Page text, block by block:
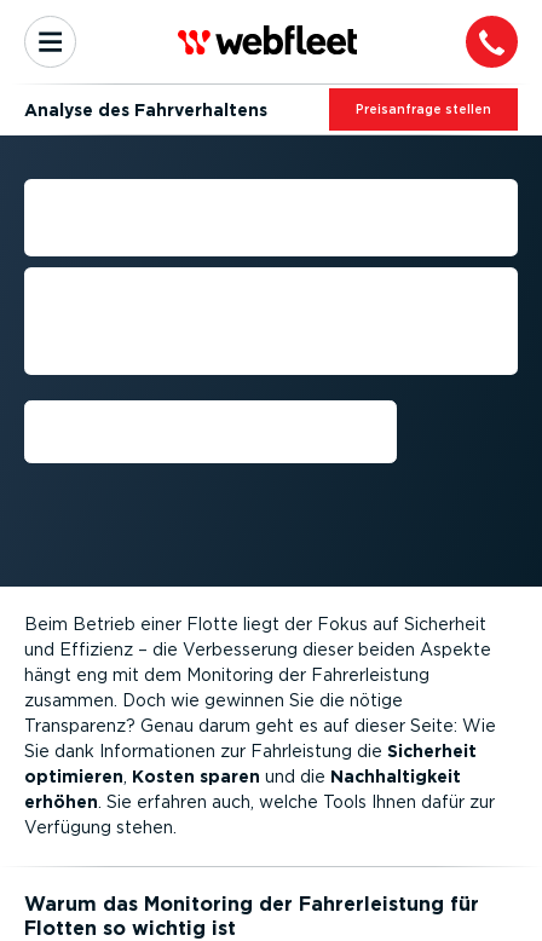
Analyse des Fahrver­haltens Preis­an­frage stellen
MONITORING DER FAHRER­
Beim Betrieb einer Flotte liegt der Fokus auf Sicherheit
und Effizienz – die Verbes­serung dieser beiden Aspekte
hängt eng mit dem Monitoring der Fahrer­leistung
zusammen. Doch wie gewinnen Sie die nötige
Transparenz? Genau darum geht es auf dieser Seite: Wie
Sie dank Infor­ma­tionen zur Fahrleistung die Sicherheit
optimieren Kosten sparen und die Nachhal­tigkeit
erhöhen . Sie erfahren auch, welche Tools Ihnen dafür zur
Verfügung stehen.
Warum das Monitoring der Fahrer­leistung für
Flotten so wichtig ist